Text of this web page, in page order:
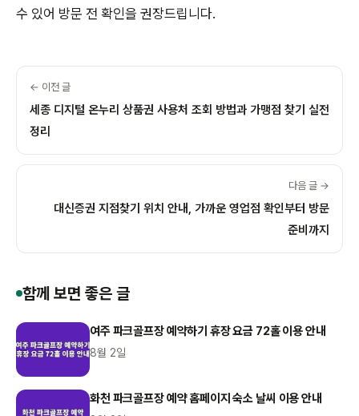
수 있어 방문 전 확인을 권장드립니다.
← 이전 글
세종 디지털 온누리 상품권 사용처 조회 방법과 가맹점 찾기 실전
정리
다음 글 →
대신증권 지점찾기 위치 안내, 가까운 영업점 확인부터 방문
준비까지
함께 보면 좋은 글
여주 파크골프장 예약하기 휴장 요금 72홀 이용 안내
8월 2일
화천 파크골프장 예약 홈페이지 숙소 날씨 이용 안내